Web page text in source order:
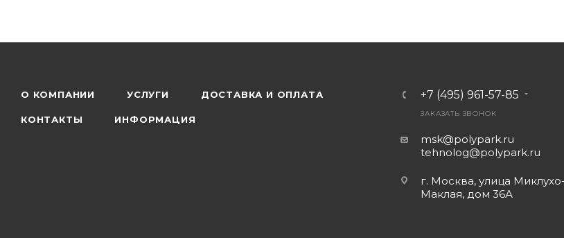
О КОМПАНИИ УСЛУГИ ДОСТАВКА И ОПЛАТА
КОНТАКТЫ ИНФОРМАЦИЯ
+7 (495) 961-57-85
ЗАКАЗАТЬ ЗВОНОК
msk@polypark.ru
tehnolog@polypark.ru
г. Москва, улица Миклухо-
Маклая, дом 36А